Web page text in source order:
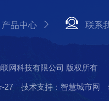
产品中心 联系
网科技有限公司 版权所有
27 技术支持：智慧城市网